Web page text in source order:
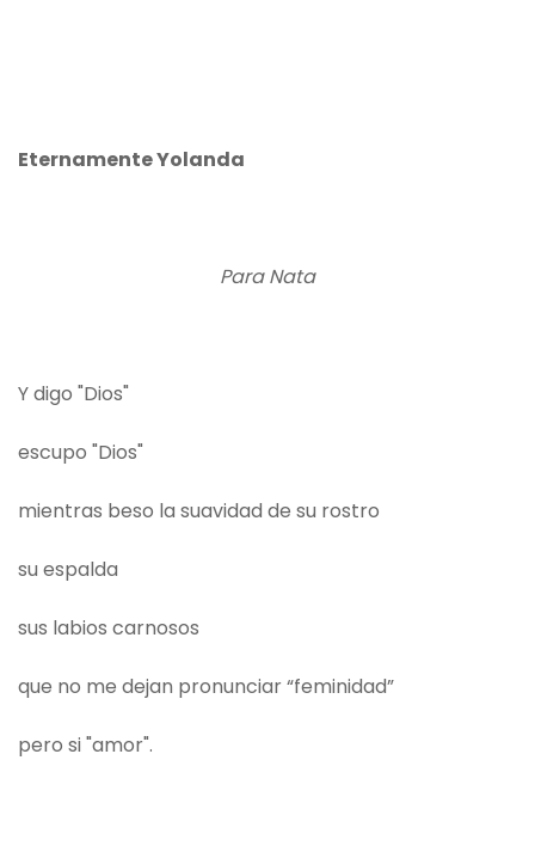
Eternamente Yolanda
Para Nata
Y digo "Dios"
escupo "Dios"
mientras beso la suavidad de su rostro
su espalda
sus labios carnosos
que no me dejan pronunciar “feminidad”
pero si "amor".